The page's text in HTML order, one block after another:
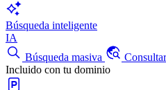
Búsqueda inteligente
IA
Búsqueda masiva
Incluido con tu dominio